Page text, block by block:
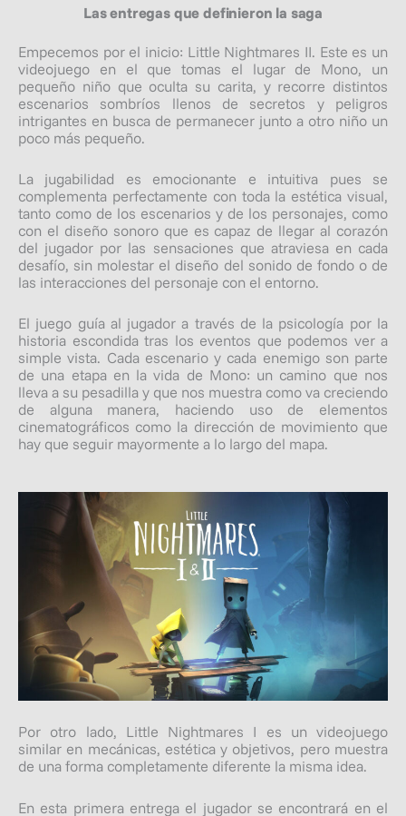
Las entregas que definieron la saga
Empecemos por el inicio: Little Nightmares II. Este es un
videojuego en el que tomas el lugar de Mono, un
pequeño niño que oculta su carita, y recorre distintos
escenarios sombríos llenos de secretos y peligros
intrigantes en busca de permanecer junto a otro niño un
poco más pequeño.
La jugabilidad es emocionante e intuitiva pues se
complementa perfectamente con toda la estética visual,
tanto como de los escenarios y de los personajes, como
con el diseño sonoro que es capaz de llegar al corazón
del jugador por las sensaciones que atraviesa en cada
desafío, sin molestar el diseño del sonido de fondo o de
las interacciones del personaje con el entorno.
El juego guía al jugador a través de la psicología por la
historia escondida tras los eventos que podemos ver a
simple vista. Cada escenario y cada enemigo son parte
de una etapa en la vida de Mono: un camino que nos
lleva a su pesadilla y que nos muestra como va creciendo
de alguna manera, haciendo uso de elementos
cinematográficos como la dirección de movimiento que
hay que seguir mayormente a lo largo del mapa.
Por otro lado, Little Nightmares I es un videojuego
similar en mecánicas, estética y objetivos, pero muestra
de una forma completamente diferente la misma idea.
En esta primera entrega el jugador se encontrará en el